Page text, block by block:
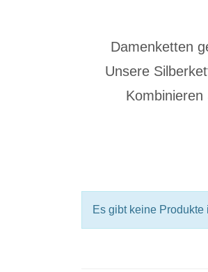
Damenketten
Unsere
Es gibt keine